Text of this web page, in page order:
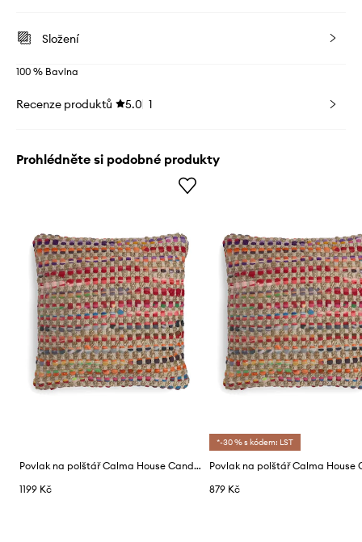
Složení
100 % Bavlna
Recenze produktů 5.0 1
Prohlédněte si podobné produkty
Povlak na polštář Calma House Cando 80 x 80 cm
1199 Kč
*-30 % s kódem: LST
879 Kč